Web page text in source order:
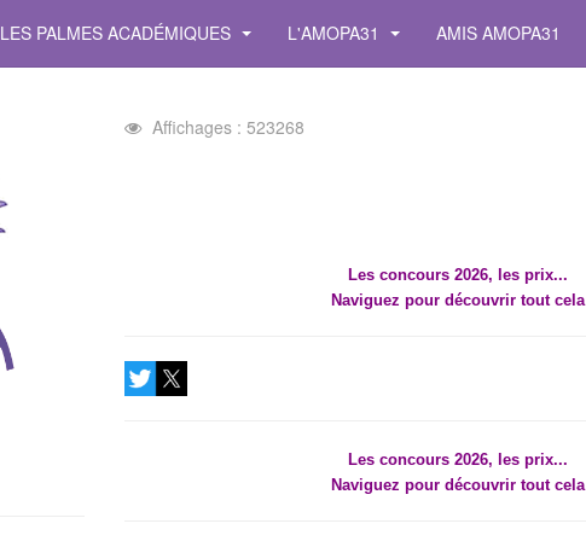
LES PALMES ACADÉMIQUES L'AMOPA31 AMIS AMOPA31
Affichages : 523268
Les concours 2026, les prix...
Naviguez pour découvrir tout cela
Les concours 2026, les prix...
Naviguez pour découvrir tout cela